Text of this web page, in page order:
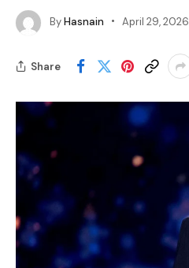
ByHasnain April 29, 2026
Share